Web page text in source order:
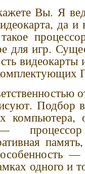
Вы. Я
да
для игр.
видеокарты
Подбор
компьютера,
—
одного и